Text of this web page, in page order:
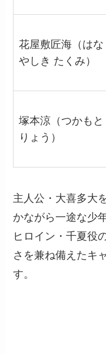
花屋敷匠海（はな
やしき たくみ）
塚本涼（つかもと
りょう）
主人公・大喜多大
かながら一途な少
ヒロイン・千夏役
さを兼ね備えたキ
す。